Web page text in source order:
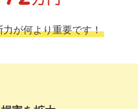
力が何より重要です！